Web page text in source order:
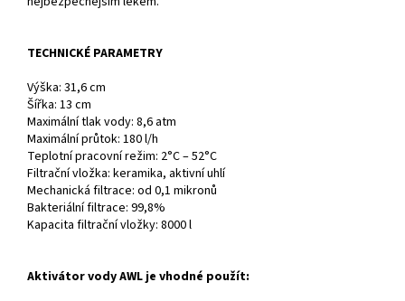
TECHNICKÉ PARAMETRY
Výška: 31,6 cm
Šířka: 13 cm
Maximální tlak vody: 8,6 atm
Maximální průtok: 180 l/h
Teplotní pracovní režim: 2°C – 52°C
Filtrační vložka: keramika, aktivní uhlí
Mechanická filtrace: od 0,1 mikronů
Bakteriální filtrace: 99,8%
Kapacita filtrační vložky: 8000 l
Aktivátor vody AWL je vhodné použít: